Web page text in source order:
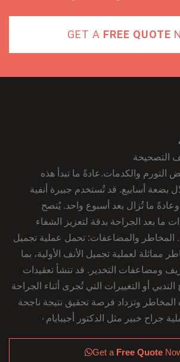
GET A FREE QUOTE
التصحيحة
التورم والكدمات.عادةً ما تبدأ هذه
بضعة أسابيع. قد تُستخدم جبيرة أنفية
وعادةً ما تُزال بعد أسبوع واحد. يُنصح
ما بعد الجراحة بدقة لتعزيز الشفاء
المخاطر والمضاعفات: تحمل عملية تجميل
مماثلة لعملية تجميل الأنف الأولية، بما
ومضاعفات التخدير. قد تنشأ تعقيدات
أو التغييرات التي تُجرى أثناء الجراحة
المخاطر وتزداد فرصة تحقيق نتيجة ناجحة
جراح خبير مثل الدكتور أجيبايام٠
Get a Free Quote